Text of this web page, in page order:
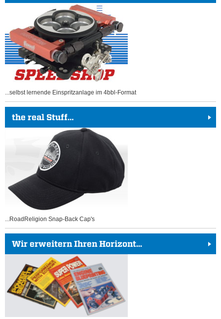
...selbst lernende Einspritzanlage im 4bbl-Format
the real Stuff…
...RoadReligion Snap-Back Cap's
Wir erweitern Ihren Horizont...